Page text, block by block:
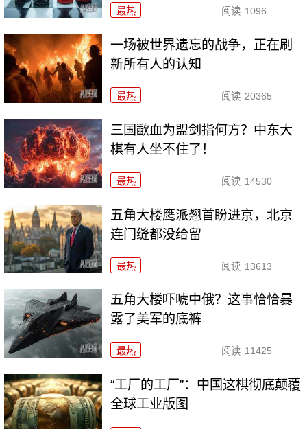
最热 阅读 1096
一场被世界遗忘的战争，正在刷
新所有人的认知
最热 阅读 20365
三国歃血为盟剑指何方？中东大
棋有人坐不住了！
最热 阅读 14530
五角大楼鹰派翘首盼进京，北京
连门缝都没给留
最热 阅读 13613
五角大楼吓唬中俄？这事恰恰暴
露了美军的底裤
最热 阅读 11425
“工厂的工厂”：中国这棋彻底颠覆
全球工业版图